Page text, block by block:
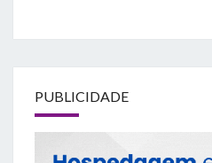
PUBLICIDADE